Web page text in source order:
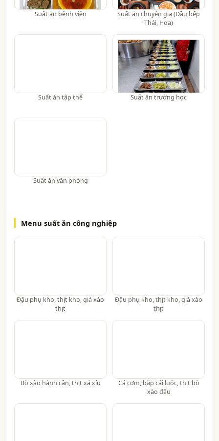
Suất ăn bệnh viện
Suất ăn chuyên gia (Đầu bếp
Thái, Hoa)
Suất ăn tập thể Suất ăn trường học
Suất ăn văn phòng
Menu suất ăn công nghiệp
Đậu phụ kho, thịt kho, giá xào
thịt
Đậu phụ kho, thịt kho, giá xào
thịt
Bò xào hành cần, thịt xá xíu
Cá cơm, bắp cải luộc, thịt bò
xào đậu